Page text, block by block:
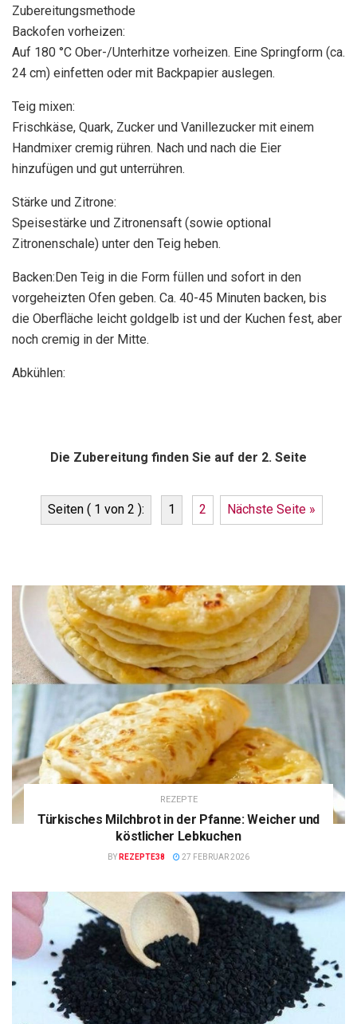
Zubereitungsmethode
Backofen vorheizen:
Auf 180 °C Ober-/Unterhitze vorheizen. Eine Springform (ca.
24 cm) einfetten oder mit Backpapier auslegen.
Teig mixen:
Frischkäse, Quark, Zucker und Vanillezucker mit einem
Handmixer cremig rühren. Nach und nach die Eier
hinzufügen und gut unterrühren.
Stärke und Zitrone:
Speisestärke und Zitronensaft (sowie optional
Zitronenschale) unter den Teig heben.
Backen:Den Teig in die Form füllen und sofort in den
vorgeheizten Ofen geben. Ca. 40-45 Minuten backen, bis
die Oberfläche leicht goldgelb ist und der Kuchen fest, aber
noch cremig in der Mitte.
Abkühlen:
Die Zubereitung finden Sie auf der 2. Seite
Seiten ( 1 von 2 ): 1 2 Nächste Seite »
REZEPTE
Türkisches Milchbrot in der Pfanne: Weicher und
köstlicher Lebkuchen
BY REZEPTE38 27 FEBRUAR 2026